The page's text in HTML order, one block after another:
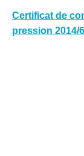
Certificat de
pression 2014/